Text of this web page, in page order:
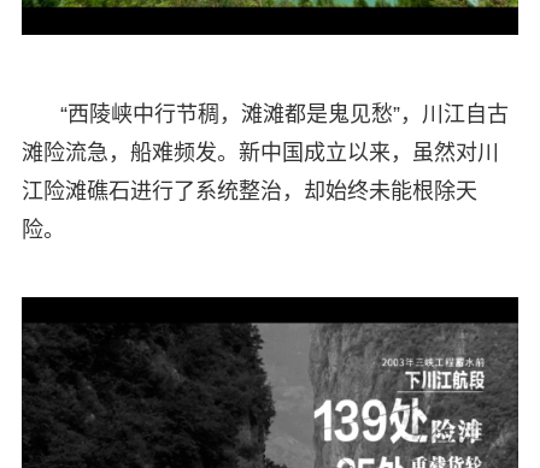
“西陵峡中行节稠，滩滩都是鬼见愁”，川江自古
滩险流急，船难频发。新中国成立以来，虽然对川
江险滩礁石进行了系统整治，却始终未能根除天
险。